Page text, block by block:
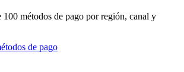
métodos de pago por región, canal y
de pago